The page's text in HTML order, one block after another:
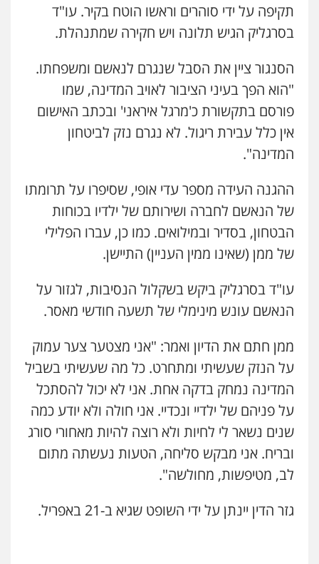
תקיפה על ידי סוהרים וראשו הוטח בקיר. עו"ד
בסרגליק הגיש תלונה ויש חקירה שמתנהלת.
הסנגור ציין את הסבל שנגרם לנאשם ומשפחתו.
"הוא הפך בעיני הציבור לאויב המדינה, שמו
פורסם בתקשורת כ'מרגל איראני' ובכתב האישום
אין כלל עבירת ריגול. לא נגרם נזק לביטחון
המדינה".
ההגנה העידה מספר עדי אופי, שסיפרו על תרומתו
של הנאשם לחברה ושירותם של ילדיו בכוחות
הבטחון, בסדיר ובמילואים. כמו כן, עברו הפלילי
של ממן (שאינו ממין העניין) התיישן.
עו"ד בסרגליק ביקש בשקלול הנסיבות, לגזור על
הנאשם עונש מינימלי של תשעה חודשי מאסר.
ממן חתם את הדיון ואמר: "אני מצטער צער עמוק
על הנזק שעשיתי ומתחרט. כל מה שעשיתי בשביל
המדינה נמחק בדקה אחת. אני לא יכול להסתכל
על פניהם של ילדיי ונכדיי. אני חולה ולא יודע כמה
שנים נשאר לי לחיות ולא רוצה להיות מאחורי סורג
ובריח. אני מבקש סליחה, הטעות נעשתה מתום
לב, מטיפשות, מחולשה".
גזר הדין יינתן על ידי השופט שגיא ב-21 באפריל.
צילום עורכי דין שירותים מקצועיים לעורכי
דין
0504578527
רונן הלל – מוניטין
מחיקת כתבות מגוגל ודחיקת אזכורים
אחסון אתרים
שירותים
מקצועיים לעורכי דין
מרכז התחלה חדשה
אסירים עבירות מין
לעורכי דין
מאיה בלום, עו"ס, טיפול ושיקום
טיפול בהתמכרויות שירותים מקצועיים
לעורכי דין
0504062539
עו"ד ד"ר אבי שקד
עבירות כלכליות
עבירות פליליות